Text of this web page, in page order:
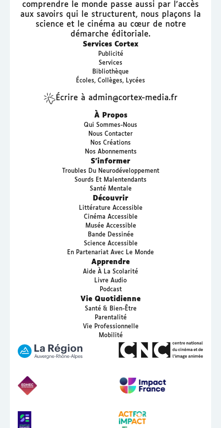
comprendre le monde passe aussi par l'accès
aux savoirs qui le structurent, nous plaçons la
science et le cinéma au cœur de notre
démarche éditoriale.
Services Cortex
Publicité
Services
Bibliothèque
Écoles, Collèges, Lycées
Écrire à admin@cortex-media.fr
À Propos
Qui Sommes-Nous
Nous Contacter
Nos Créations
Nos Abonnements
S’informer
Troubles Du Neurodéveloppement
Sourds Et Malentendants
Santé Mentale
Découvrir
Littérature Accessible
Cinéma Accessible
Musée Accessible
Bande Dessinée
Science Accessible
En Partenariat Avec Le Monde
Apprendre
Aide À La Scolarité
Livre Audio
Podcast
Vie Quotidienne
Santé & Bien-Être
Parentalité
Vie Professionnelle
Mobilité